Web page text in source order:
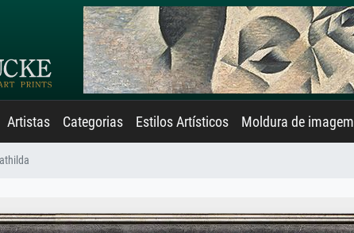
Artistas Categorias Estilos Artísticos Moldura de imagem